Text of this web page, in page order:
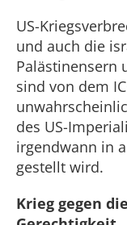
US-
und auch die
Palästinensern
sind von dem
des US-
irgendwann in
gestellt wird.
Krieg gegen